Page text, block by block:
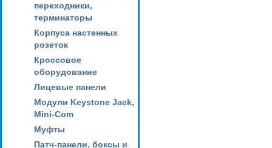
переходники,
терминаторы
Корпуса настенных
розеток
Кроссовое
оборудование
Лицевые панели
Модули Keystone Jack,
Mini-Com
Муфты
Патч-панели, боксы и